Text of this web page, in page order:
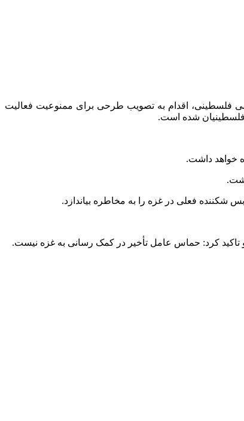
فلسطینی، اقدام به تصویب طرحی برای ممنوعیت فعالیت
فلسطینیان شده است.
خواهد داشت.
فعلی در غزه را به مخاطره بیاندازد.
و تاکید کرد: حماس عامل تأخیر در کمک رسانی به غزه نیست.